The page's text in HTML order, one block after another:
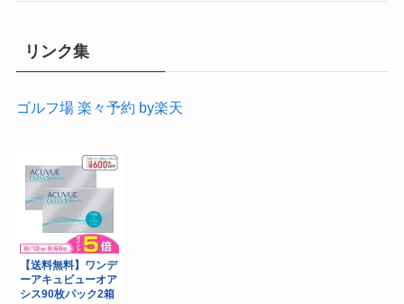
リンク集
ゴルフ場 楽々予約 by楽天